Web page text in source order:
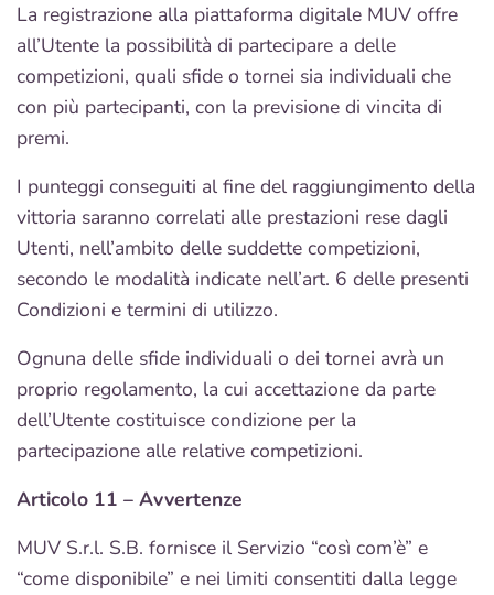
La registrazione alla piattaforma digitale MUV offre
all’Utente la possibilità di partecipare a delle
competizioni, quali sfide o tornei sia individuali che
con più partecipanti, con la previsione di vincita di
premi.
I punteggi conseguiti al fine del raggiungimento della
vittoria saranno correlati alle prestazioni rese dagli
Utenti, nell’ambito delle suddette competizioni,
secondo le modalità indicate nell’art. 6 delle presenti
Condizioni e termini di utilizzo.
Ognuna delle sfide individuali o dei tornei avrà un
proprio regolamento, la cui accettazione da parte
dell’Utente costituisce condizione per la
partecipazione alle relative competizioni.
Articolo 11 – Avvertenze
MUV S.r.l. S.B. fornisce il Servizio “così com’è” e
“come disponibile” e nei limiti consentiti dalla legge